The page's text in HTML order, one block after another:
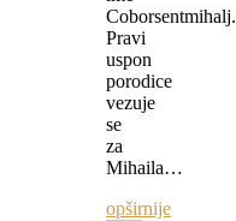
Coborsentmihalj.
Pravi
uspon
porodice
vezuje
se
za
Mihaila…
opširnije